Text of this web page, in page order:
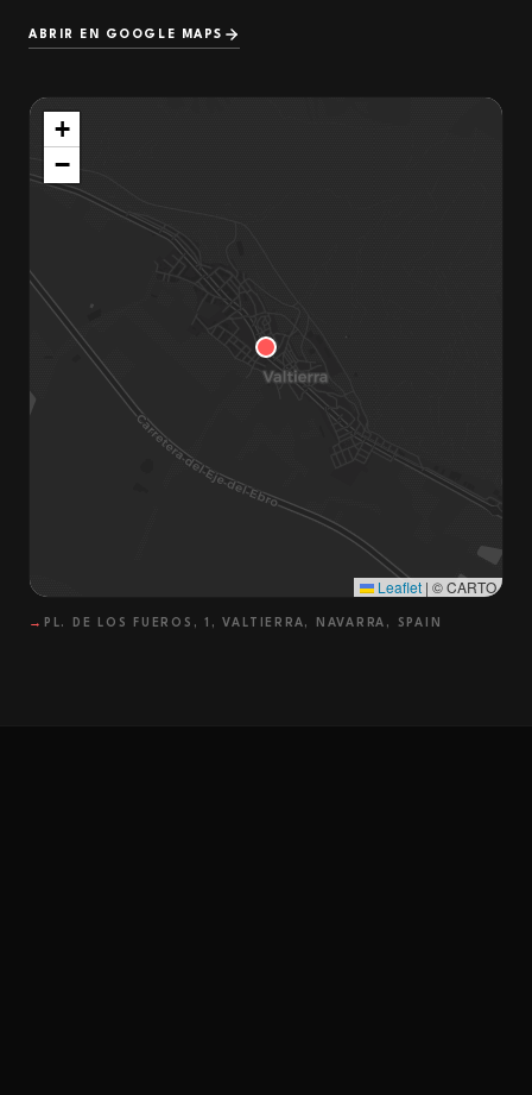
ABRIR EN GOOGLE MAPS
+
−
Leaflet | © CARTO
→ PL. DE LOS FUEROS, 1, VALTIERRA, NAVARRA, SPAIN